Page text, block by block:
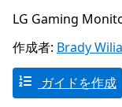
LG Gaming
作成者: Brady
ガイドを作成